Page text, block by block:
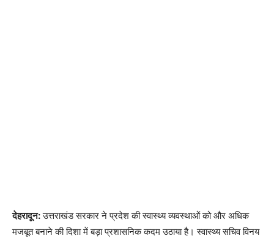
देहरादून:उत्तराखंड सरकार ने प्रदेश की स्वास्थ्य व्यवस्थाओं को और अधिक
मजबूत बनाने की दिशा में बड़ा प्रशासनिक कदम उठाया है। स्वास्थ्य सचिव विनय